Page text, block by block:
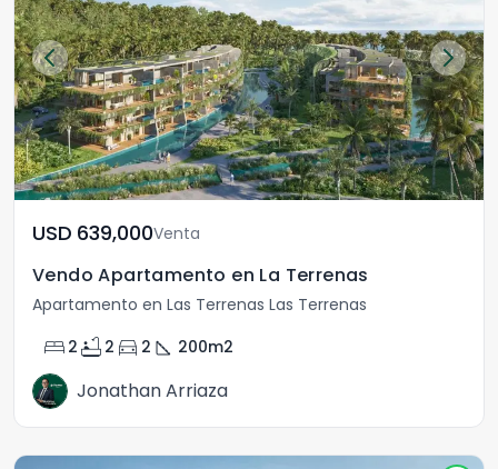
USD	639,000Venta
Vendo Apartamento en La Terrenas
Apartamento en Las Terrenas Las Terrenas
bed 2 bathtub 2 directions_car 2 square_foot 200m2
Jonathan Arriaza